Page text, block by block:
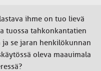
ihme on tuo lievä
tuossa tahkonkantatien
ja se jaran henkilökunnan
oleva maauimala